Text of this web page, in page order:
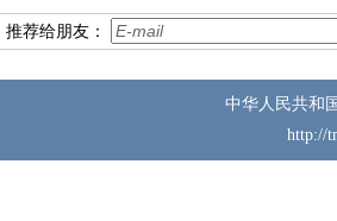
推荐给朋友：
中华人民共和
http://